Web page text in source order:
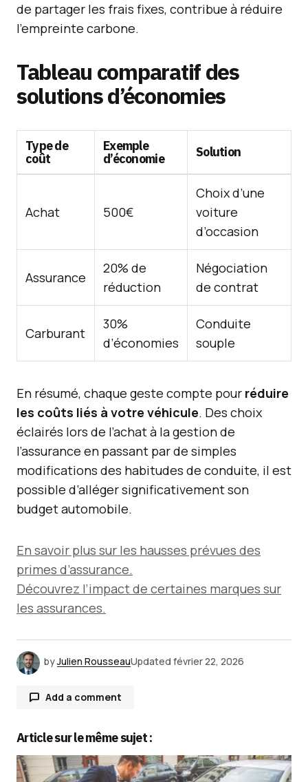
de partager les frais fixes, contribue à réduire
l’empreinte carbone.
Tableau comparatif des
solutions d’économies
Type de
coût
Exemple
d’économie
Solution
Achat 500€
Choix d’une
voiture
d’occasion
Assurance
20% de
réduction
Négociation
de contrat
Carburant
30%
d’économies
Conduite
souple
En résumé, chaque geste compte pour réduire
les coûts liés à votre véhicule. Des choix
éclairés lors de l’achat à la gestion de
l’assurance en passant par de simples
modifications des habitudes de conduite, il est
possible d’alléger significativement son
budget automobile.
En savoir plus sur les hausses prévues des
primes d’assurance.
Découvrez l’impact de certaines marques sur
les assurances.
byJulien RousseauUpdated février 22, 2026
Add a comment
Votre adresse e-mail ne sera pas publiée.Les
champs obligatoires sont indiqués avec*
Article sur le même sujet :